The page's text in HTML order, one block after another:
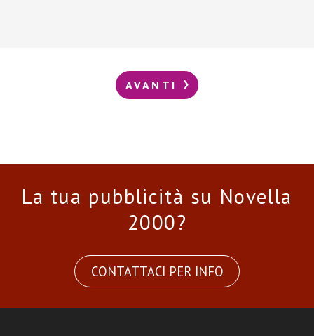
AVANTI
La tua pubblicità su Novella
2000?
CONTATTACI PER INFO